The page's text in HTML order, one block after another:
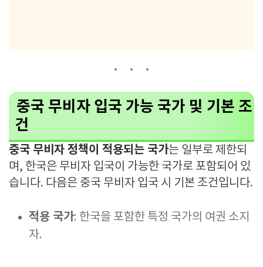
중국 무비자 입국 가능 국가 및 기본 조
건
중국 무비자 정책이 적용되는 국가는 일부로 제한되
며, 한국은 무비자 입국이 가능한 국가로 포함되어 있
습니다. 다음은 중국 무비자 입국 시 기본 조건입니다.
적용 국가: 한국을 포함한 특정 국가의 여권 소지
자.